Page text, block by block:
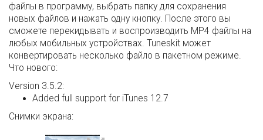
файлы в программу, выбрать папку для сохранения
новых файлов и нажать одну кнопку. После этого вы
сможете перекидывать и воспроизводить MP4 файлы на
любых мобильных устройствах. Tuneskit может
конвертировать несколько файло в пакетном режиме.
Что нового:
Version 3.5.2:
Added full support for iTunes 12.7
Снимки экрана: